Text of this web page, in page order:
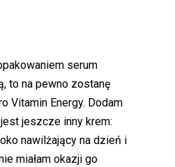
serum
to na pewno zostanę
Vitamin Energy. Dodam
jeszcze inny krem:
nawilżający na dzień i
miałam okazji go